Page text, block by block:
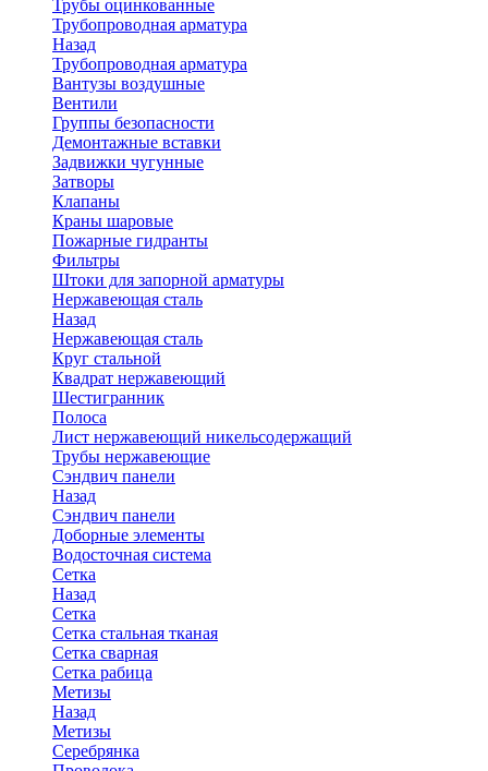
Трубы оцинкованные
Трубопроводная арматура
Назад
Трубопроводная арматура
Вантузы воздушные
Вентили
Группы безопасности
Демонтажные вставки
Задвижки чугунные
Затворы
Клапаны
Краны шаровые
Пожарные гидранты
Фильтры
Штоки для запорной арматуры
Нержавеющая сталь
Назад
Нержавеющая сталь
Круг стальной
Квадрат нержавеющий
Шестигранник
Полоса
Лист нержавеющий никельсодержащий
Трубы нержавеющие
Сэндвич панели
Назад
Сэндвич панели
Доборные элементы
Водосточная система
Сетка
Назад
Сетка
Сетка стальная тканая
Сетка сварная
Сетка рабица
Метизы
Назад
Метизы
Серебрянка